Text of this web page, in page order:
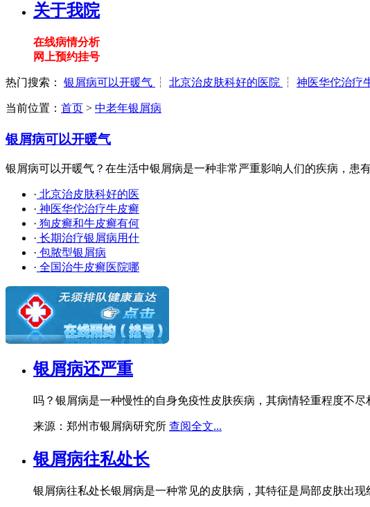
关于我院
在线病情分析
网上预约挂号
热门搜索： 银屑病可以开暖气 ┆ 北京治皮肤科好的医院 ┆ 神医华佗治疗
当前位置： 首页 > 中老年银屑病
银屑病可以开暖气
银屑病可以开暖气？在生活中银屑病是一种非常严重影响人们的疾病，患
· 北京治皮肤科好的医
· 神医华佗治疗牛皮癣
· 狗皮癣和牛皮癣有何
· 长期治疗银屑病用什
· 包脓型银屑病
· 全国治牛皮癣医院哪
银屑病还严重
吗？银屑病是一种慢性的自身免疫性皮肤疾病，其病情轻重程度不
来源：郑州市银屑病研究所 查阅全文...
银屑病往私处长
银屑病往私处长银屑病是一种常见的皮肤病，其特征是局部皮肤出